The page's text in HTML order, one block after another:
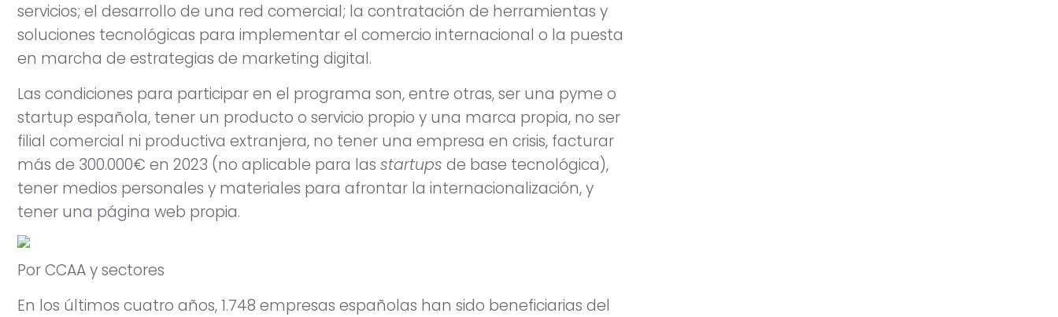
servicios; el desarrollo de una red comercial; la contratación de herramientas y
soluciones tecnológicas para implementar el comercio internacional o la puesta
en marcha de estrategias de marketing digital.
Las condiciones para participar en el programa son, entre otras, ser una pyme o
startup española, tener un producto o servicio propio y una marca propia, no ser
filial comercial ni productiva extranjera, no tener una empresa en crisis, facturar
más de 300.000€ en 2023 (no aplicable para las startups de base tecnológica),
tener medios personales y materiales para afrontar la internacionalización, y
tener una página web propia.
Por CCAA y sectores
En los últimos cuatro años, 1.748 empresas españolas han sido beneficiarias del